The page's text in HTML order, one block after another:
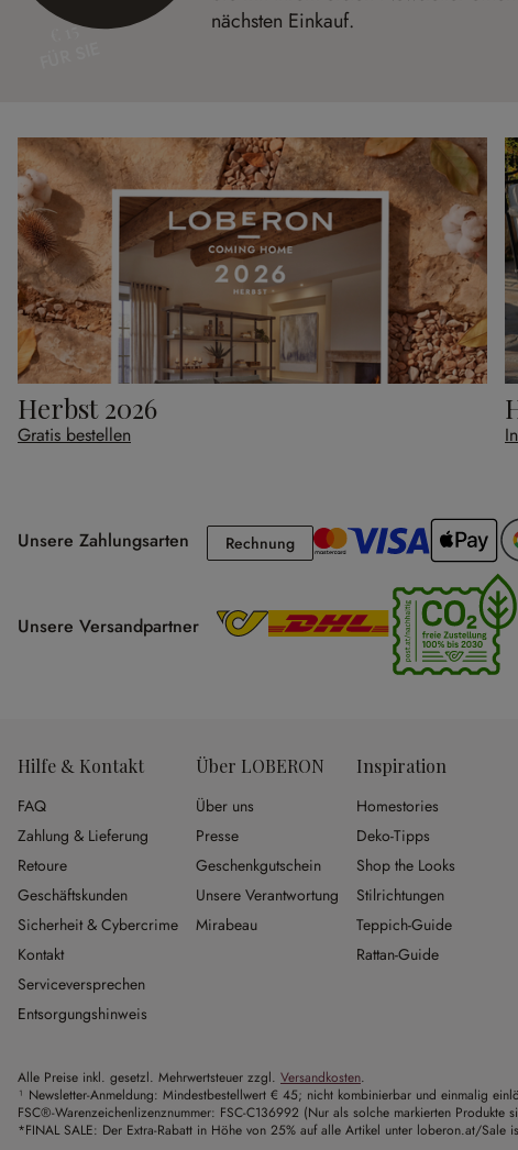
€ 15
nächsten Einkauf.
Herbst 2026
Gratis bestellen
Unsere Zahlungsarten RechnungRechnung
Unsere Versandpartner
Hilfe & Kontakt
FAQ
Zahlung & Lieferung
Retoure
Geschäftskunden
Sicherheit & Cybercrime
Kontakt
Serviceversprechen
Entsorgungshinweis
Über LOBERON
Über uns
Presse
Geschenkgutschein
Unsere Verantwortung
Mirabeau
Inspiration
Homestories
Deko-Tipps
Shop the Looks
Stilrichtungen
Teppich-Guide
Rattan-Guide
Alle Preise inkl. gesetzl. Mehrwertsteuer zzgl. Versandkosten.
¹ Newsletter-Anmeldung: Mindestbestellwert € 45; nicht kombinierbar und einmalig
FSC®-Warenzeichenlizenznummer: FSC-C136992 (Nur als solche markierten Produkte
*FINAL SALE: Der Extra-Rabatt in Höhe von 25% auf alle Artikel unter loberon.at/